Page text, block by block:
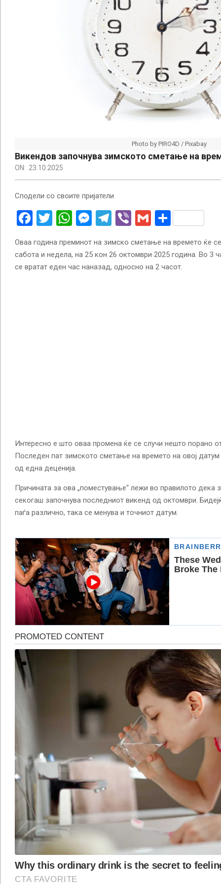
Photo by PIRO4D / Pixabay
Викендов започнува зимското сметање на
ON: 23.10.2025
Сподели со своите пријатели
Facebook
Twitter
WhatsApp
Messenger
Telegram
ViberGmailShare
Оваа година преминот на зимско сметање на времето ќе
сабота и недела, на 25 кон 26 октомври 2025 година. Во 3
се вратат еден час наназад, односно на 2 часот.
Интересно е што оваа промена ќе се случи нешто порано
Последен пат зимското сметање на времето на овој
од една деценија.
Причината за ова „поместување“ лежи во правилото
секогаш започнува последниот викенд од октомври.
паѓа различно, така се менува и точниот датум.